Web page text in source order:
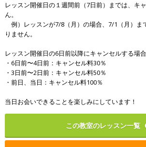
レッスン開催日の１週間前（7日前）までは、キ
ん。
例）レッスンが7/8（月）の場合、7/1（月）ま
りません。
レッスン開催日の6日前以降にキャンセルする場合
・6日前〜4日前：キャンセル料30％
・3日前〜2日前：キャンセル料50％
・前日、当日：キャンセル料100％
当日お会いできることを楽しみにしています！
この教室のレッスン一覧